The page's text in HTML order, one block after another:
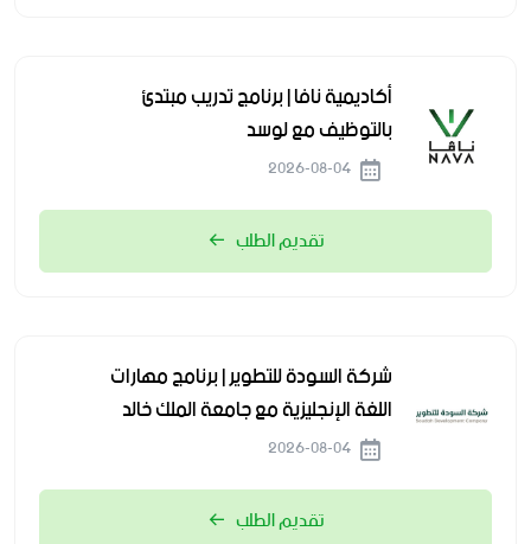
أكاديمية نافا | برنامج تدريب مبتدئ
بالتوظيف مع لوسد
تقديم الطلب
شركة السودة للتطوير | برنامج مهارات
اللغة الإنجليزية مع جامعة الملك خالد
تقديم الطلب